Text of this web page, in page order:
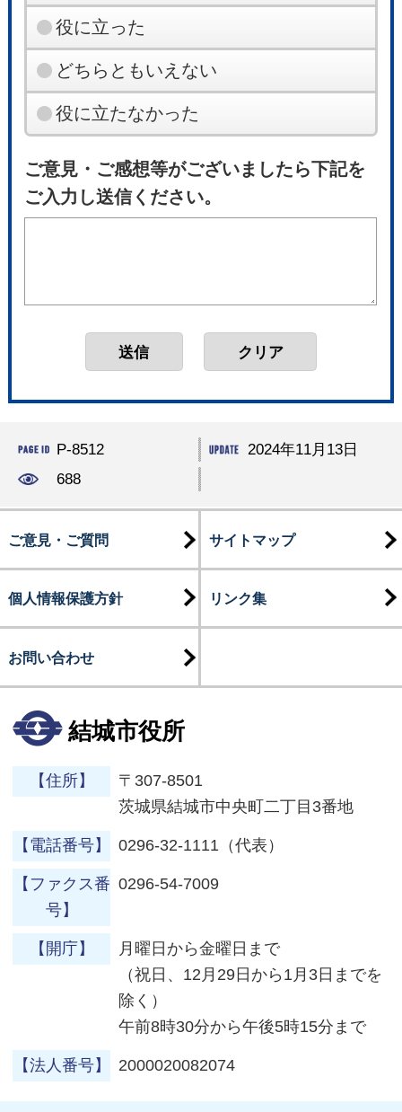
役に立った
どちらともいえない
役に立たなかった
ご意見・ご感想等がございましたら下記を
ご入力し送信ください。
P-8512
2024年11月13日
688
ご意見・ご質問 サイトマップ
個人情報保護方針 リンク集
お問い合わせ
結城市役所
【住所】
〒307-8501
茨城県結城市中央町二丁目3番地
【電話番号】 0296-32-1111（代表）
【ファクス番
号】
0296-54-7009
【開庁】
月曜日から金曜日まで
（祝日、12月29日から1月3日までを
除く）
午前8時30分から午後5時15分まで
【法人番号】 2000020082074